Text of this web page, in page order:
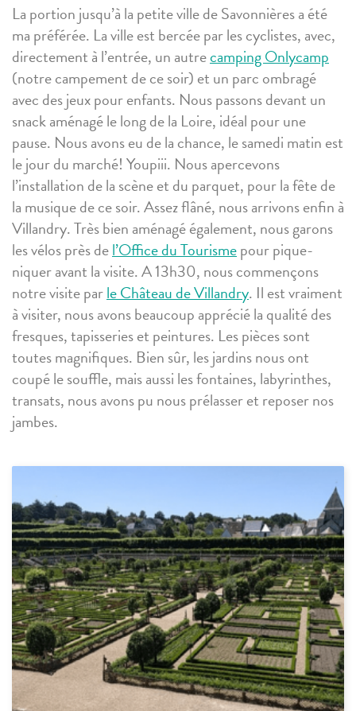
La portion jusqu’à la petite ville de Savonnières a été
ma préférée. La ville est bercée par les cyclistes, avec,
directement à l’entrée, un autrecamping Onlycamp
(notre campement de ce soir) et un parc ombragé
avec des jeux pour enfants. Nous passons devant un
snack aménagé le long de la Loire, idéal pour une
pause. Nous avons eu de la chance, le samedi matin est
le jour du marché! Youpiii. Nous apercevons
l’installation de la scène et du parquet, pour la fête de
la musique de ce soir. Assez flâné, nous arrivons enfin à
Villandry. Très bien aménagé également, nous garons
les vélos près del’Office du Tourismepour pique-
niquer avant la visite. A 13h30, nous commençons
notre visite parle Château de Villandry. Il est vraiment
à visiter, nous avons beaucoup apprécié la qualité des
fresques, tapisseries et peintures. Les pièces sont
toutes magnifiques. Bien sûr, les jardins nous ont
coupé le souffle, mais aussi les fontaines, labyrinthes,
transats, nous avons pu nous prélasser et reposer nos
jambes.